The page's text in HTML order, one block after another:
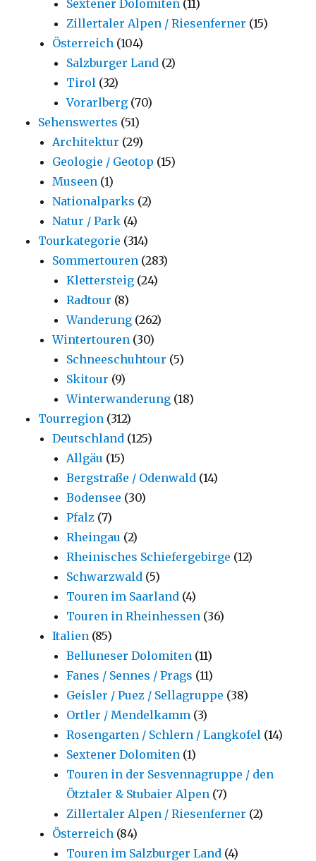
Sextener Dolomiten (11)
Zillertaler Alpen / Riesenferner (15)
Österreich (104)
Salzburger Land (2)
Tirol (32)
Vorarlberg (70)
Sehenswertes (51)
Architektur (29)
Geologie / Geotop (15)
Museen (1)
Nationalparks (2)
Natur / Park (4)
Tourkategorie (314)
Sommertouren (283)
Klettersteig (24)
Radtour (8)
Wanderung (262)
Wintertouren (30)
Schneeschuhtour (5)
Skitour (9)
Winterwanderung (18)
Tourregion (312)
Deutschland (125)
Allgäu (15)
Bergstraße / Odenwald (14)
Bodensee (30)
Pfalz (7)
Rheingau (2)
Rheinisches Schiefergebirge (12)
Schwarzwald (5)
Touren im Saarland (4)
Touren in Rheinhessen (36)
Italien (85)
Belluneser Dolomiten (11)
Fanes / Sennes / Prags (11)
Geisler / Puez / Sellagruppe (38)
Ortler / Mendelkamm (3)
Rosengarten / Schlern / Langkofel (14)
Sextener Dolomiten (1)
Touren in der Sesvennagruppe / den
Ötztaler & Stubaier Alpen (7)
Zillertaler Alpen / Riesenferner (2)
Österreich (84)
Touren im Salzburger Land (4)